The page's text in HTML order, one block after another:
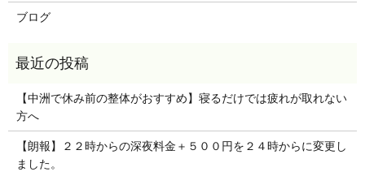
ブログ
【中洲で休み前の整体がおすすめ】寝るだけでは疲れが取れない
方へ
【朗報】２２時からの深夜料金＋５００円を２４時からに変更し
ました。